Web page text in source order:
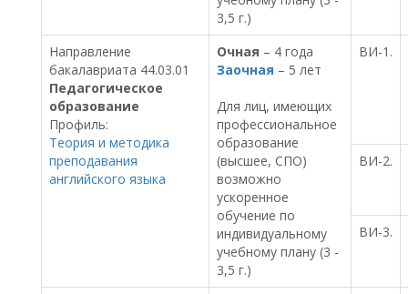
3,5 г.)
Направление
бакалавриата 44.03.01
Педагогическое
образование
Профиль:
Теория и методика
преподавания
английского языка
Очная – 4 года
Заочная – 5 лет
Для лиц, имеющих
профессиональное
образование
(высшее, СПО)
возможно
ускоренное
обучение по
индивидуальному
учебному плану (3 -
3,5 г.)
ВИ-1.
ВИ-2.
ВИ-3.